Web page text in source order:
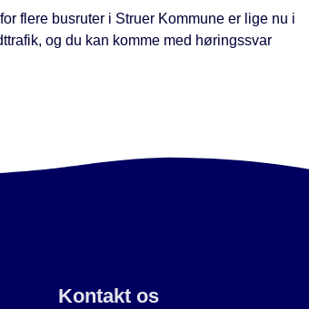
flere busruter i Struer Kommune er lige nu i
og du kan komme med høringssvar
Kontakt os